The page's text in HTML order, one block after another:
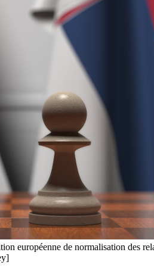
européenne de normalisation des